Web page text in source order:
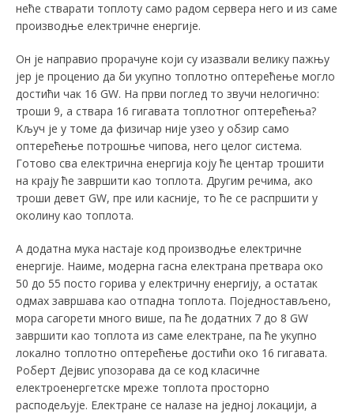
неће стварати топлоту само радом сервера него и из саме
производње електричне енергије.
Он је направио прорачуне који су изазвали велику пажњу
јер је проценио да би укупно топлотно оптерећење могло
достићи чак 16 GW. На први поглед то звучи нелогично:
троши 9, a ствара 16 гигавата топлотног оптерећења?
Kључ је у томе да физичар није узео у обзир само
оптерећење потрошње чипова, него целог система.
Готово сва електрична енергија коју ће центар трошити
на крају ће завршити као топлота. Другим речима, ако
троши девет GW, пре или касније, то ће се распршити у
околину као топлота.
А додатна мука настаје код производње електричне
енергије. Наиме, модерна гасна електрана претвара око
50 до 55 посто горива у електричну енергију, а остатак
одмах завршава као отпадна топлота. Поједностављено,
мора сагорети много више, па ће додатних 7 до 8 GW
завршити као топлота из саме електране, па ће укупно
локално топлотно оптерећење достићи око 16 гигавата.
Роберт Дејвис упозорава да се код класичне
електроенергетске мреже топлота просторно
расподељује. Електране се налазе на једној локацији, а